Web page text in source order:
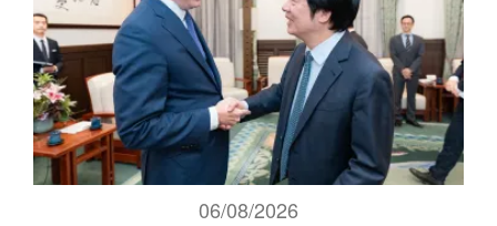
06/08/2026